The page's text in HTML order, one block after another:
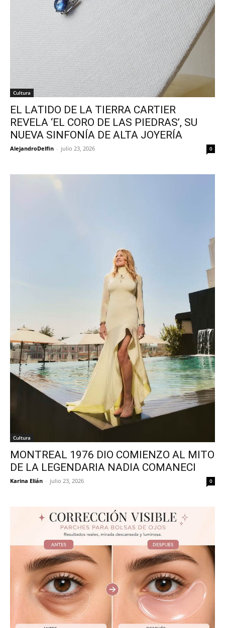
Cultura
EL LATIDO DE LA TIERRA CARTIER
REVELA ‘EL CORO DE LAS PIEDRAS’, SU
NUEVA SINFONÍA DE ALTA JOYERÍA
AlejandroDelfin - julio 23, 2026 0
Cultura
MONTREAL 1976 DIO COMIENZO AL MITO
DE LA LEGENDARIA NADIA COMANECI
Karina Elián - julio 23, 2026 0